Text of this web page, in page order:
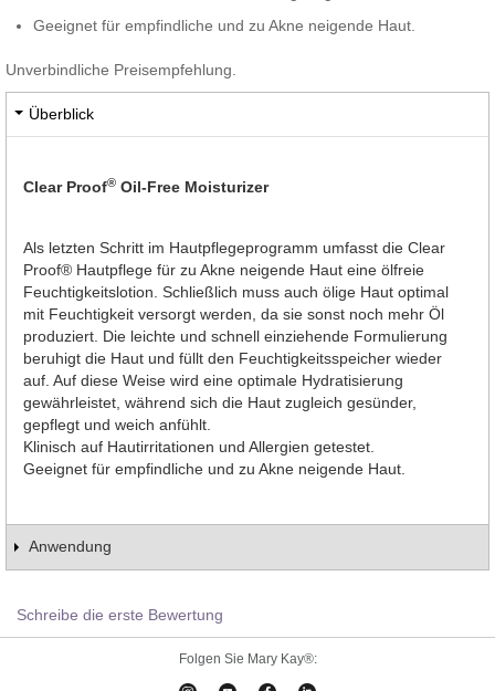
Geeignet für empfindliche und zu Akne neigende Haut.
Unverbindliche Preisempfehlung.
Überblick
Clear Proof® Oil-Free Moisturizer
Als letzten Schritt im Hautpflegeprogramm umfasst die Clear
Proof® Hautpflege für zu Akne neigende Haut eine ölfreie
Feuchtigkeitslotion. Schließlich muss auch ölige Haut optimal
mit Feuchtigkeit versorgt werden, da sie sonst noch mehr Öl
produziert. Die leichte und schnell einziehende Formulierung
beruhigt die Haut und füllt den Feuchtigkeitsspeicher wieder
auf. Auf diese Weise wird eine optimale Hydratisierung
gewährleistet, während sich die Haut zugleich gesünder,
gepflegt und weich anfühlt.
Klinisch auf Hautirritationen und Allergien getestet.
Geeignet für empfindliche und zu Akne neigende Haut.
Anwendung
Schreibe die erste Bewertung
Folgen Sie Mary Kay®: